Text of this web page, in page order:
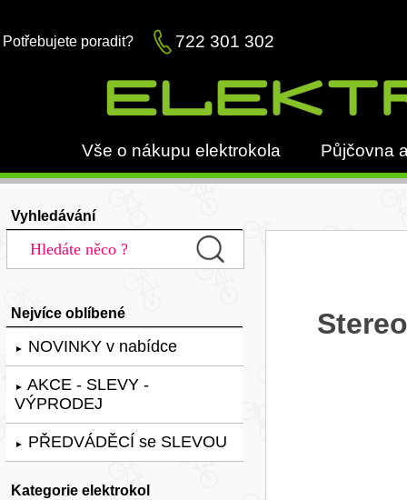
Potřebujete poradit? 722 301 302
Vše o nákupu elektrokola Půjčovna
Vyhledávání
Nejvíce oblíbené
► NOVINKY v nabídce
► AKCE - SLEVY -
VÝPRODEJ
► PŘEDVÁDĚCÍ se SLEVOU
Kategorie elektrokol